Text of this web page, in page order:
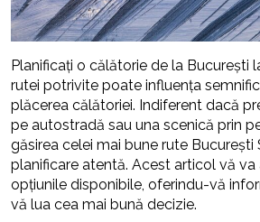
Planificați o călătorie de la București
rutei potrivite poate influența
plăcerea călătoriei. Indiferent dacă
pe autostradă sau una scenică prin
găsirea celei mai bune rute București
planificare atentă. Acest articol vă va
opțiunile disponibile, oferindu-vă
vă lua cea mai bună decizie.